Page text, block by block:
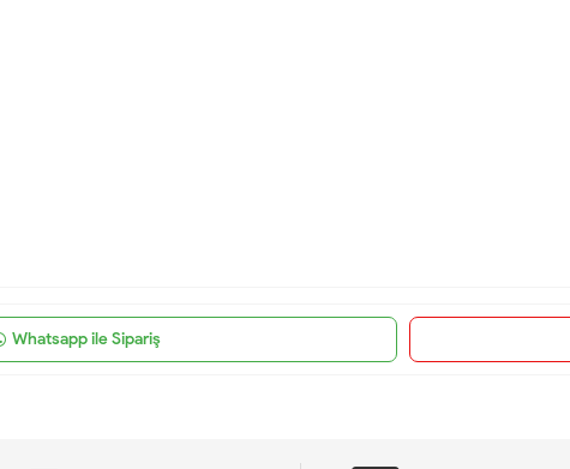
Whatsapp ile Sipariş